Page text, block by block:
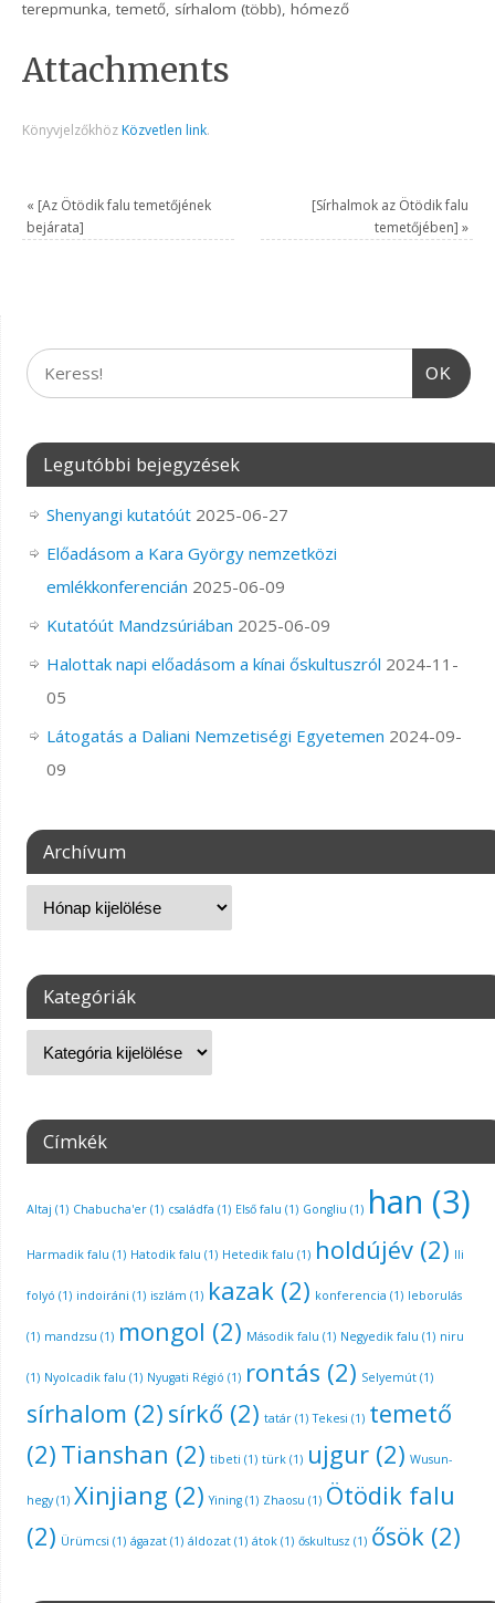
terepmunka, temető, sírhalom (több), hómező
Attachments
Könyvjelzőkhöz Közvetlen link.
« [Az Ötödik falu temetőjének
bejárata]
[Sírhalmok az Ötödik falu
temetőjében] »
OK
Legutóbbi bejegyzések
Shenyangi kutatóút 2025-06-27
Előadásom a Kara György nemzetközi
emlékkonferencián 2025-06-09
Kutatóút Mandzsúriában 2025-06-09
Halottak napi előadásom a kínai őskultuszról 2024-11-
05
Látogatás a Daliani Nemzetiségi Egyetemen 2024-09-
09
Archívum
Kategóriák
Címkék
Altaj (1) Chabucha'er(1) családfa (1) Első falu (1) Gongliu (1) han (3)
Harmadik falu (1) Hatodik falu (1) Hetedik falu (1) holdújév(2) Ili
folyó (1) indoiráni (1) iszlám (1) kazak(2) konferencia (1) leborulás
(1) mandzsu (1) mongol (2) Második falu (1) Negyedik falu (1) niru
(1) Nyolcadik falu (1) Nyugati Régió (1) rontás (2) Selyemút(1)
sírhalom (2) sírkő (2) tatár(1) Tekesi (1) temető
(2) Tianshan (2) tibeti (1) türk(1) ujgur(2) Wusun-
hegy(1) Xinjiang (2) Yining(1) Zhaosu (1) Ötödik falu
(2) Ürümcsi (1) ágazat(1) áldozat(1) átok(1) őskultusz (1) ősök(2)